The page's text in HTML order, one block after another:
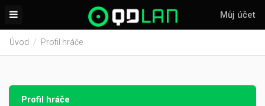
Můj účet
Úvod Profil hráče
Profil hráče